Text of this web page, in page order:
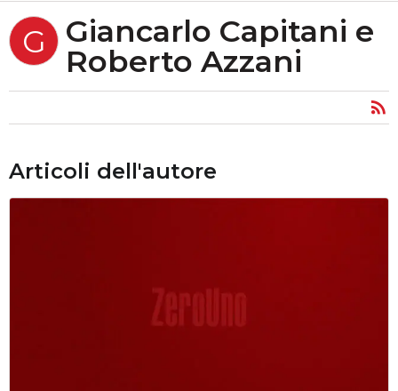
G
Giancarlo Capitani e
Roberto Azzani
Articoli dell'autore